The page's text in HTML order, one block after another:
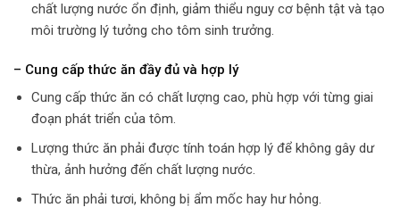
chất lượng nước ổn định, giảm thiểu nguy cơ bệnh tật và tạo
môi trường lý tưởng cho tôm sinh trưởng.
– Cung cấp thức ăn đầy đủ và hợp lý
Cung cấp thức ăn có chất lượng cao, phù hợp với từng giai
đoạn phát triển của tôm.
Lượng thức ăn phải được tính toán hợp lý để không gây dư
thừa, ảnh hưởng đến chất lượng nước.
Thức ăn phải tươi, không bị ẩm mốc hay hư hỏng.